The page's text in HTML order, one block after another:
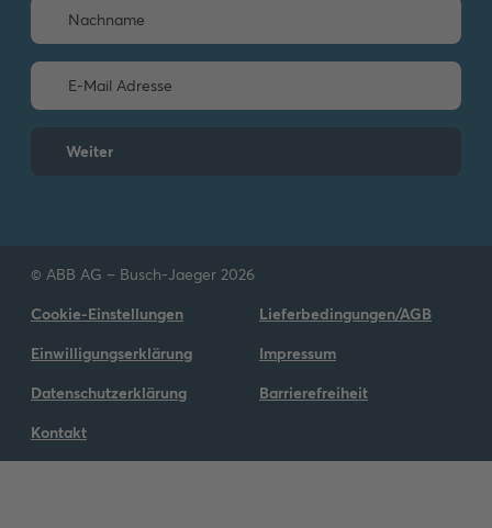
Weiter
© ABB AG – Busch-Jaeger 2026
Cookie-Einstellungen
Lieferbedingungen/AGB
Einwilligungserklärung
Impressum
Datenschutzerklärung
Barrierefreiheit
Kontakt